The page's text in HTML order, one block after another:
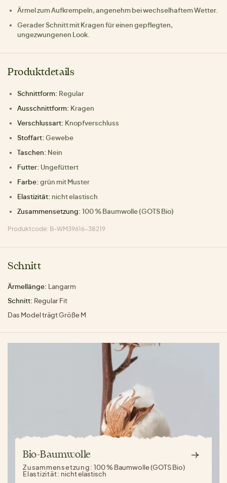
Ärmel zum Aufkrempeln, angenehm bei wechselhaftem Wetter.
Gerader Schnitt mit Kragen für einen gepflegten,
ungezwungenen Look.
Produktdetails
Schnittform: Regular
Ausschnittform: Kragen
Verschlussart: Knopfverschluss
Stoffart: Gewebe
Taschen: Nein
Futter: Ungefüttert
Farbe: grün mit Muster
Elastizität: nicht elastisch
Zusammensetzung: 100 % Baumwolle (GOTS Bio)
Produktcode: B-WM39616-38219
Schnitt
Ärmellänge: Langarm
Schnitt: Regular Fit
Das Model trägt Größe M
Bio-Baumwolle
Zusammensetzung:100 % Baumwolle (GOTS Bio)
Elastizität: nicht elastisch